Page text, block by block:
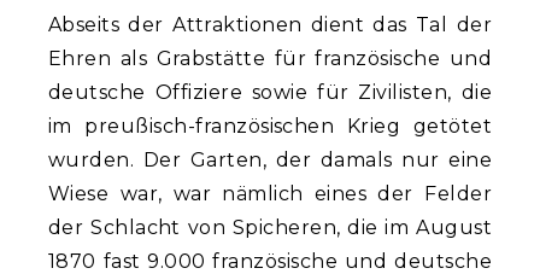
Abseits der Attraktionen dient das Tal der
Ehren als Grabstätte für französische und
deutsche Offiziere sowie für Zivilisten, die
im preußisch-französischen Krieg getötet
wurden. Der Garten, der damals nur eine
Wiese war, war nämlich eines der Felder
der Schlacht von Spicheren, die im August
1870 fast 9.000 französische und deutsche